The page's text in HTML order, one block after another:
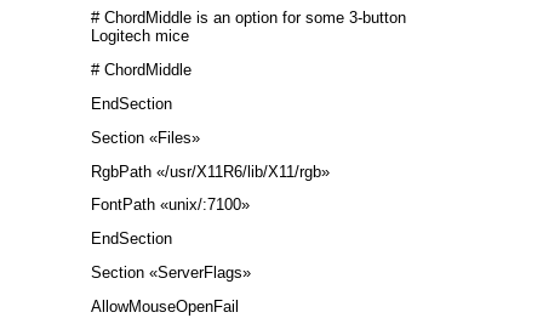
# ChordMiddle is an option for some 3-button
Logitech mice
# ChordMiddle
EndSection
Section «Files»
RgbPath «/usr/X11R6/lib/X11/rgb»
FontPath «unix/:7100»
EndSection
Section «ServerFlags»
AllowMouseOpenFail